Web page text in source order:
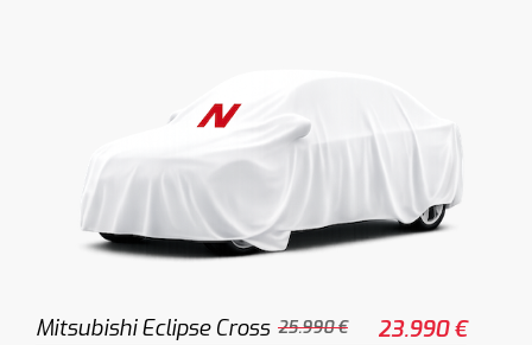
Mitsubishi Eclipse Cross 25.990 € 23.990 €